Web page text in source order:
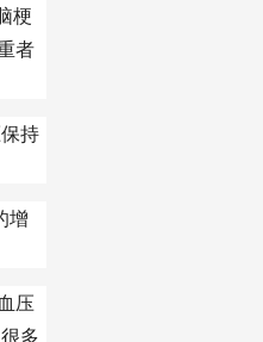
梗
者
持
增
压
多